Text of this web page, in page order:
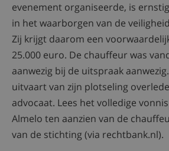
evenement organiseerde, is
in het waarborgen van de
Zij krijgt daarom een
25.000 euro. De chauffeur was
aanwezig bij de uitspraak
uitvaart van zijn plotseling
advocaat. Lees het volledige
Almelo ten aanzien van de
van de stichting (via rechtbank.nl).